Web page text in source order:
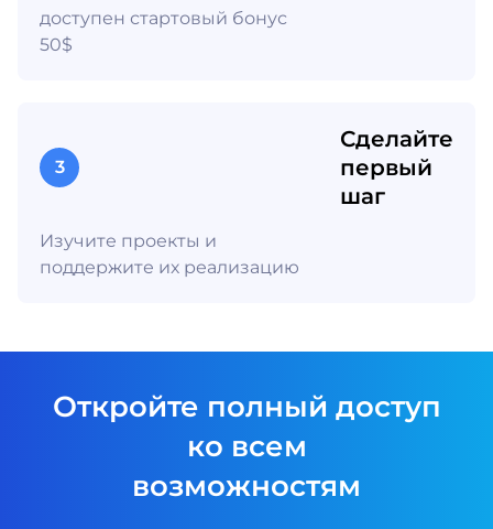
доступен стартовый бонус
50$
3
Сделайте
первый
шаг
Изучите проекты и
поддержите их реализацию
Откройте полный доступ
ко всем
возможностям